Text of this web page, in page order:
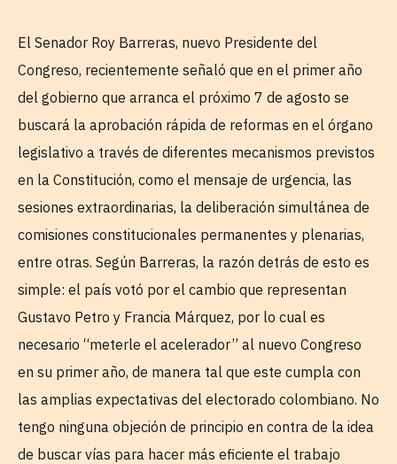
El Senador Roy Barreras, nuevo Presidente del
Congreso, recientemente señaló que en el primer año
del gobierno que arranca el próximo 7 de agosto se
buscará la aprobación rápida de reformas en el órgano
legislativo a través de diferentes mecanismos previstos
en la Constitución, como el mensaje de urgencia, las
sesiones extraordinarias, la deliberación simultánea de
comisiones constitucionales permanentes y plenarias,
entre otras. Según Barreras, la razón detrás de esto es
simple: el país votó por el cambio que representan
Gustavo Petro y Francia Márquez, por lo cual es
necesario “meterle el acelerador” al nuevo Congreso
en su primer año, de manera tal que este cumpla con
las amplias expectativas del electorado colombiano. No
tengo ninguna objeción de principio en contra de la idea
de buscar vías para hacer más eficiente el trabajo